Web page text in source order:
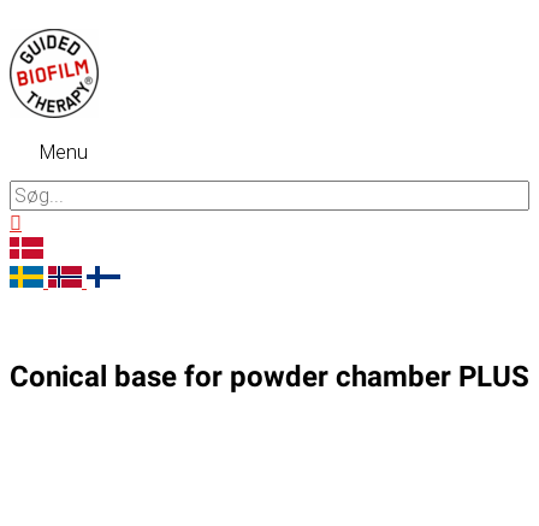
til
indholdet
Menu
Menu
Søg
efter:
Conical base for powder chamber PLUS